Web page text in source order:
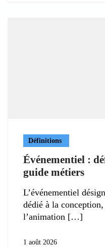
Définitions
Événementiel :
guide métiers
L’événementiel
dédié à la
l’animation
1 août 2026